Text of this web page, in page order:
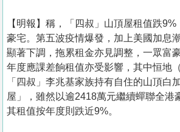
【明報】稱，「四叔」山頂屋租值跌
豪宅。第五波疫情爆發，加上美國加息
顯著下調，拖累租金亦見調整，一眾富
年度應課差餉租值亦受影響，其中恒地
「四叔」李兆基家族持有自住的山頂白
屋」，雖然以逾2418萬元繼續蟬聯全港
其租值按年度則跌近9%。